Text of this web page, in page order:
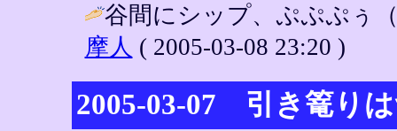
谷間にシップ、ぷぷぷぅ
摩人 ( 2005-03-08 23:20 )
2005-03-07 引き篭り